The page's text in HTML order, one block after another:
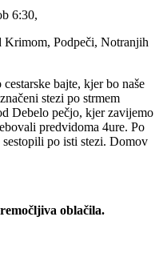
6:30,
Podpeči, Notranjih
bajte, kjer bo naše
stezi po strmem
Debelo pečjo, kjer zavijemo
predvidoma 4ure. Po
po isti stezi. Domov
oblačila.